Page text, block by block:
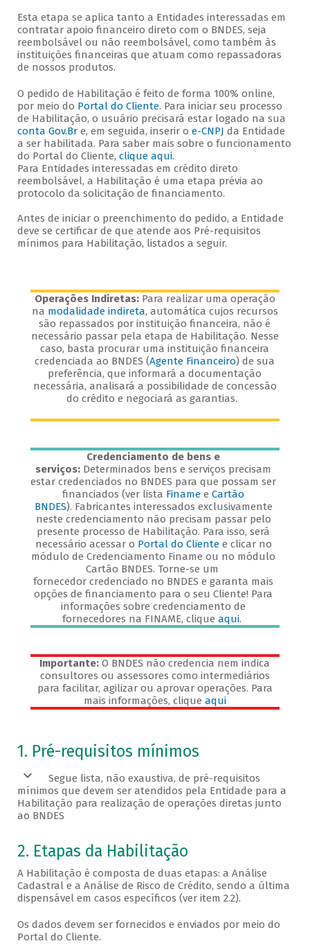
Esta etapa se aplica tanto a Entidades interessadas em
contratar apoio financeiro direto com o BNDES, seja
reembolsável ou não reembolsável, como também às
instituições financeiras que atuam como repassadoras
de nossos produtos.
O pedido de Habilitação é feito de forma 100% online,
por meio do Portal do Cliente. Para iniciar seu processo
de Habilitação, o usuário precisará estar logado na sua
conta Gov.Bre, em seguida, inserir o e-CNPJ da Entidade
a ser habilitada. Para saber mais sobre o funcionamento
do Portal do Cliente, clique aqui.
Para Entidades interessadas em crédito direto
reembolsável, a Habilitação é uma etapa prévia ao
protocolo da solicitação de financiamento.
Antes de iniciar o preenchimento do pedido, a Entidade
deve se certificar de que atende aos Pré-requisitos
mínimos para Habilitação, listados a seguir.
Operações Indiretas: Para realizar uma operação
na modalidade indireta, automática cujos recursos
são repassados por instituição financeira, não é
necessário passar pela etapa de Habilitação. Nesse
caso, basta procurar uma instituição financeira
credenciada ao BNDES (Agente Financeiro) de sua
preferência, que informará a documentação
necessária, analisará a possibilidade de concessão
do crédito e negociará as garantias.
Credenciamento de bens e
serviços: Determinados bens e serviços precisam
estar credenciados no BNDES para que possam ser
financiados (ver lista Finame eCartão
BNDES). Fabricantes interessados exclusivamente
neste credenciamento não precisam passar pelo
presente processo de Habilitação. Para isso, será
necessário acessar o Portal do Cliente e clicar no
módulo de Credenciamento Finame ou no módulo
Cartão BNDES. Torne-se um
fornecedor credenciado no BNDES e garanta mais
opções de financiamento para o seu Cliente! Para
informações sobre credenciamento de
fornecedores na FINAME, cliqueaqui.
Importante: O BNDES não credencia nem indica
consultores ou assessores como intermediários
para facilitar, agilizar ou aprovar operações. Para
mais informações, clique aqui
Veja os pré-requisitos
1. Pré-requisitos mínimos
Segue lista, não exaustiva, de pré-requisitos
mínimos que devem ser atendidos pela Entidade para a
Habilitação para realização de operações diretas junto
ao BNDES
2. Etapas da Habilitação
A Habilitação é composta de duas etapas: a Análise
Cadastral e a Análise de Risco de Crédito, sendo a última
dispensável em casos específicos (ver item 2.2).
Os dados devem ser fornecidos e enviados por meio do
Portal do Cliente.